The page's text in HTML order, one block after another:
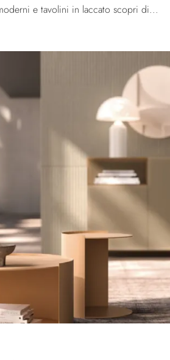
Se vuoi Complementi moderni e tavolini in laccato scopri di più sul modello Iris del marchio Orme.